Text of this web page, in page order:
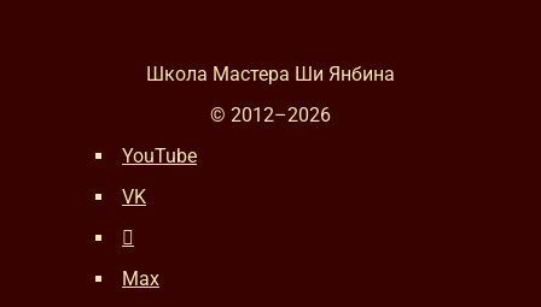
Школа Мастера Ши Янбина
© 2012–2026
YouTube
VK
Max